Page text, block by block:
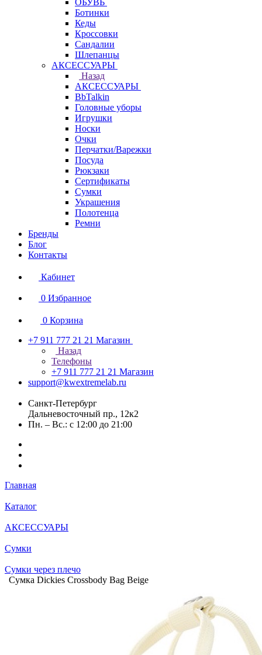
ОБУВЬ
Ботинки
Кеды
Кроссовки
Сандалии
Шлепанцы
АКСЕССУАРЫ
Назад
АКСЕССУАРЫ
BbTalkin
Головные уборы
Игрушки
Носки
Очки
Перчатки/Варежки
Посуда
Рюкзаки
Сертификаты
Сумки
Украшения
Полотенца
Ремни
Бренды
Блог
Контакты
Кабинет
0 Избранное
0 Корзина
+7 911 777 21 21 Магазин
Назад
Телефоны
+7 911 777 21 21 Магазин
support@kwextremelab.ru
Санкт-Петербург
Дальневосточный пр., 12к2
Пн. – Вс.: с 12:00 до 21:00
Главная
Каталог
АКСЕССУАРЫ
Сумки
Сумки через плечо
Сумка Dickies Crossbody Bag Beige